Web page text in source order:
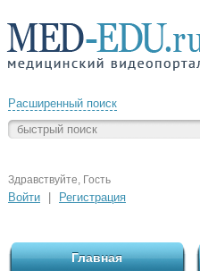
Расширенный поиск
Здравствуйте, Гость
Войти Регистрация
Главная